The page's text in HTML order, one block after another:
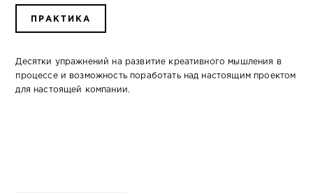
ПРАКТИКА
Десятки упражнений на развитие креативного мышления в
процессе и возможность поработать над настоящим проектом
для настоящей компании.